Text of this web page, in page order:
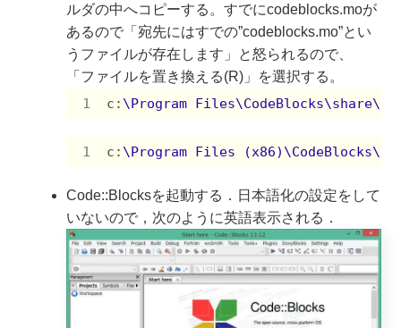
ルダの中へコピーする。すでにcodeblocks.moが
あるので「宛先にはすでの”codeblocks.mo”とい
うファイルが存在します」と怒られるので、
「ファイルを置き換える(R)」を選択する。
c : \Program
c : \Program Files
Code::Blocksを起動する．日本語化の設定をして
いないので，次のように英語表示される．